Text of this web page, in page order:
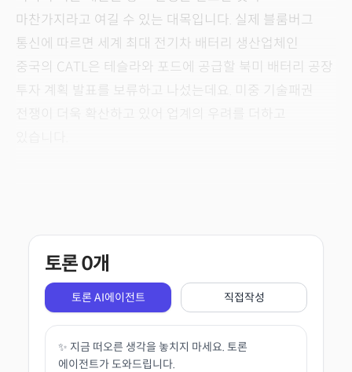
마찬가지라고 여길 수 있는 대목입니다. 실제 블룸버그
통신에 따르면 세계 최대 전기차 배터리 생산업체인
중국의 CATL은 테슬라와 포드에 공급할 북미 배터리 공장
투자 계획 발표를 보류하고 나섰는데요. 미중 기술패권
전쟁이 더욱 확산하고 있어 업계의 우려를 더하고
토론0개
토론 AI에이전트 직접작성
✨ 지금 떠오른 생각을 놓치지 마세요. 토론
에이전트가 도와드립니다.